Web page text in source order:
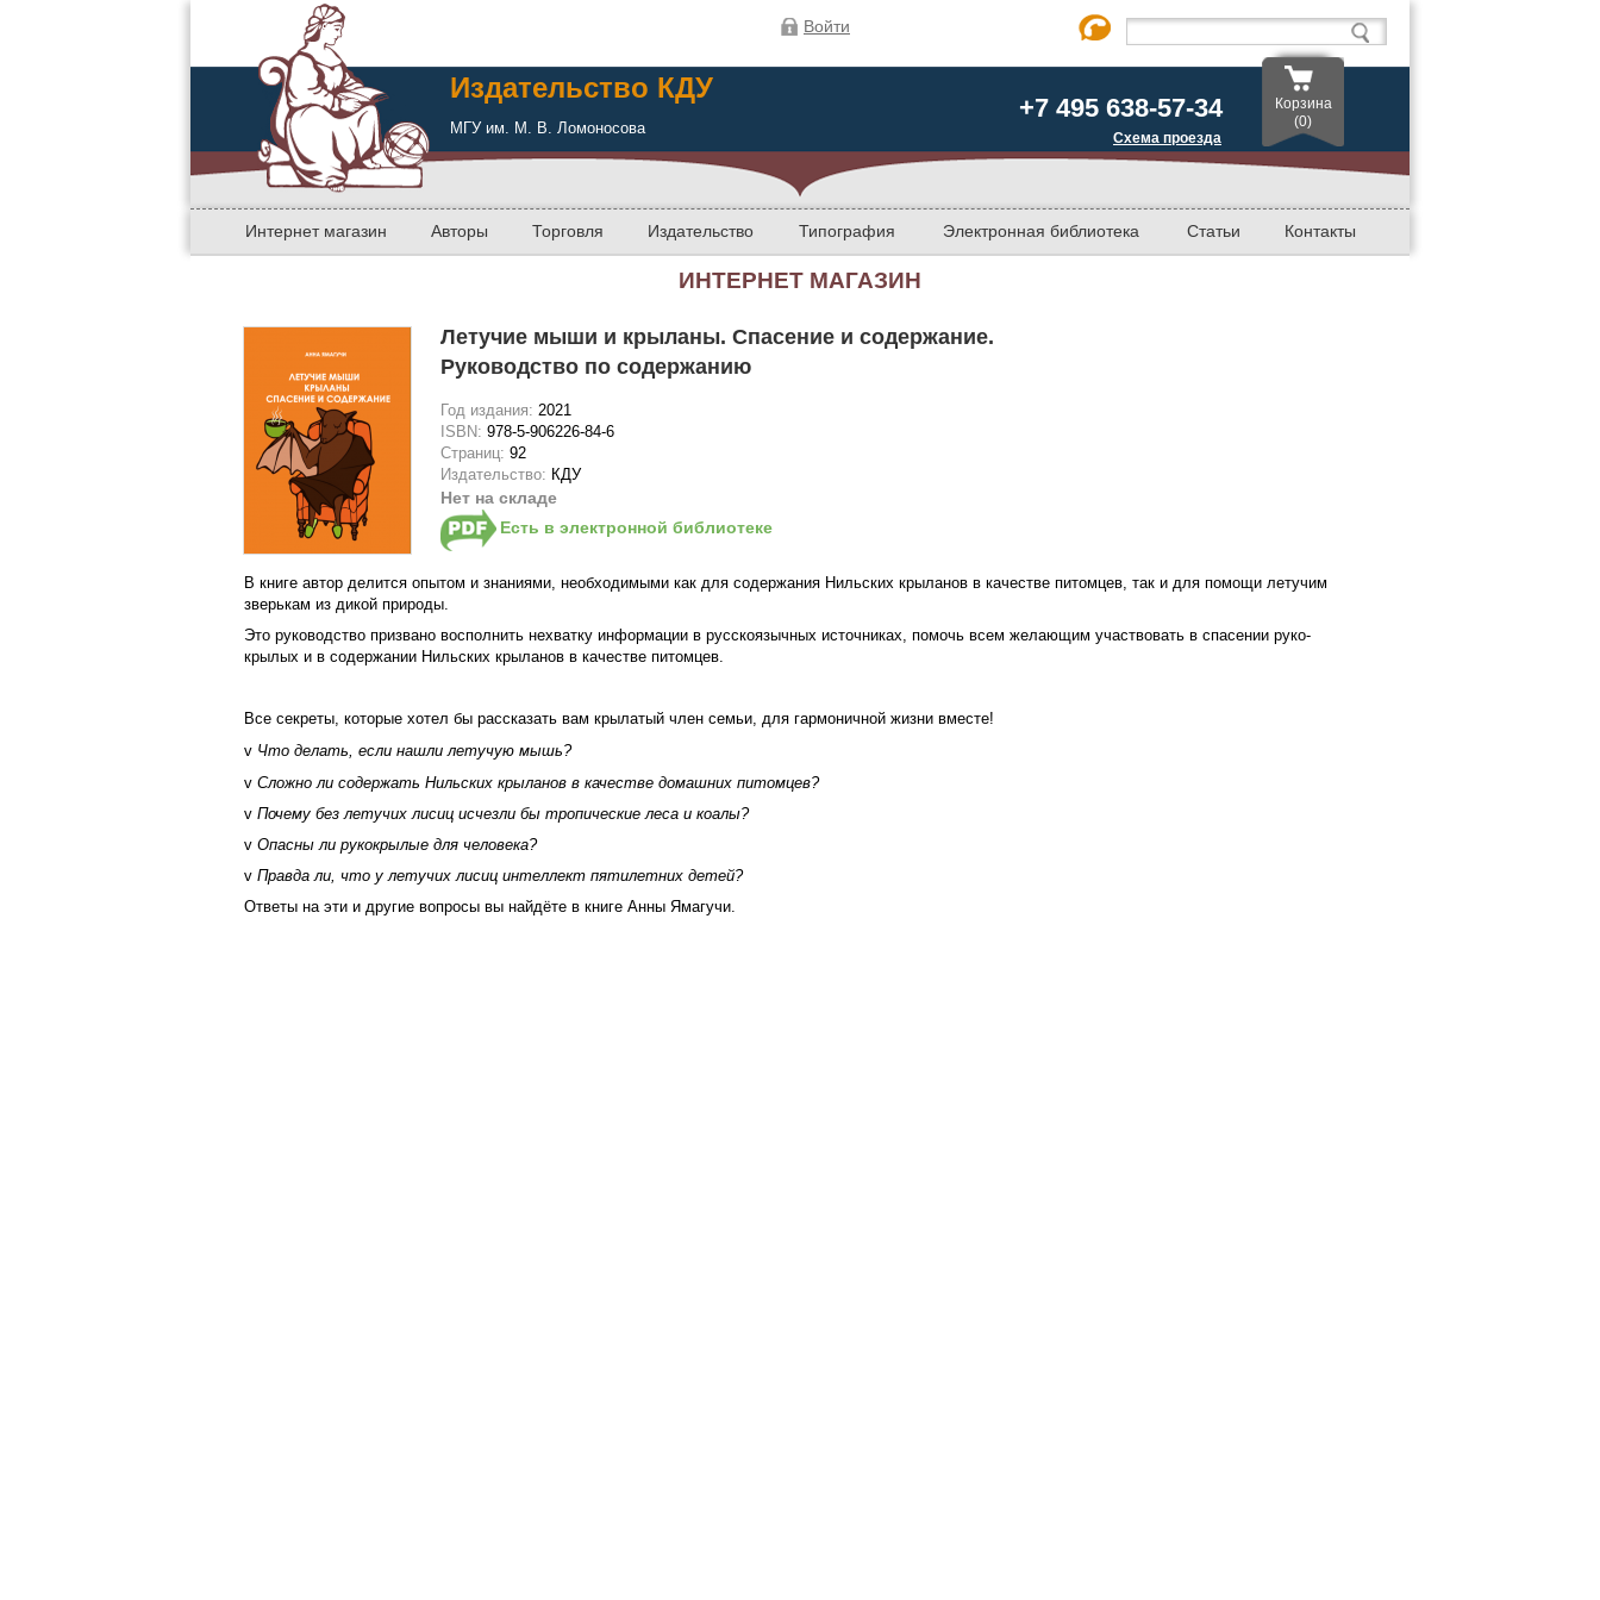
Издательство КДУ
МГУ им. М. В. Ломоносова
Войти
+7 495 638-57-34
Схема проезда
Корзина
(0)
Интернет магазин Авторы Торговля Издательство Типография Электронная библиотека Статьи Контакты
ИНТЕРНЕТ МАГАЗИН
Летучие мыши и крыланы. Спасение и содержание.
Руководство по содержанию
Год издания: 2021
ISBN: 978-5-906226-84-6
Страниц: 92
Издательство: КДУ
Нет на складе
Есть в электронной библиотеке
В книге автор делится опытом и знаниями, необходимыми как для содержания Нильских крыланов в качестве питомцев, так и для помощи летучим
зверькам из дикой природы.
Это руководство призвано восполнить нехватку информации в русскоязычных источниках, помочь всем желающим участвовать в спасении руко-
крылых и в содержании Нильских крыланов в качестве питомцев.
Все секреты, которые хотел бы рассказать вам крылатый член семьи, для гармоничной жизни вместе!
v Что делать, если нашли летучую мышь?
v Сложно ли содержать Нильских крыланов в качестве домашних питомцев?
v Почему без летучих лисиц исчезли бы тропические леса и коалы?
v Опасны ли рукокрылые для человека?
v Правда ли, что у летучих лисиц интеллект пятилетних детей?
Ответы на эти и другие вопросы вы найдёте в книге Анны Ямагучи.